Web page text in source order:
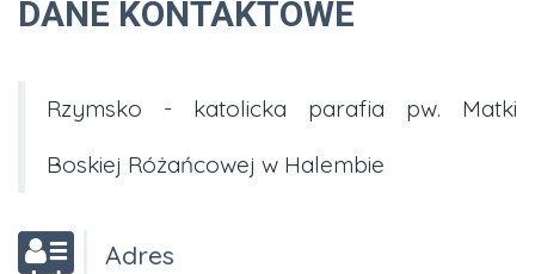
DANE KONTAKTOWE
Rzymsko - katolicka parafia pw. Matki
Boskiej Różańcowej w Halembie
Adres